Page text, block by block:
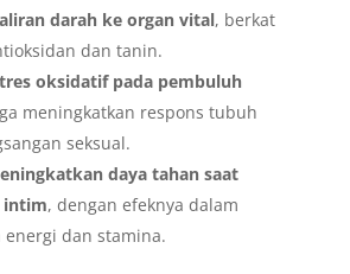
darah ke organ vital, berkat
dan tanin.
oksidatif pada pembuluh
meningkatkan respons tubuh
seksual.
daya tahan saat
intim, dengan efeknya dalam
energi dan stamina.